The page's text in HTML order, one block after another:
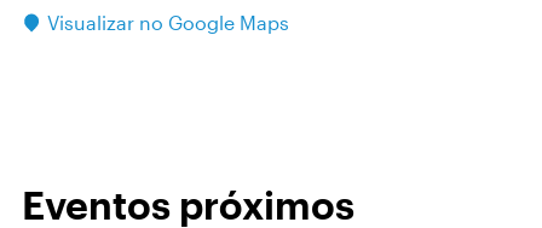
Visualizar no Google Maps
Eventos próximos